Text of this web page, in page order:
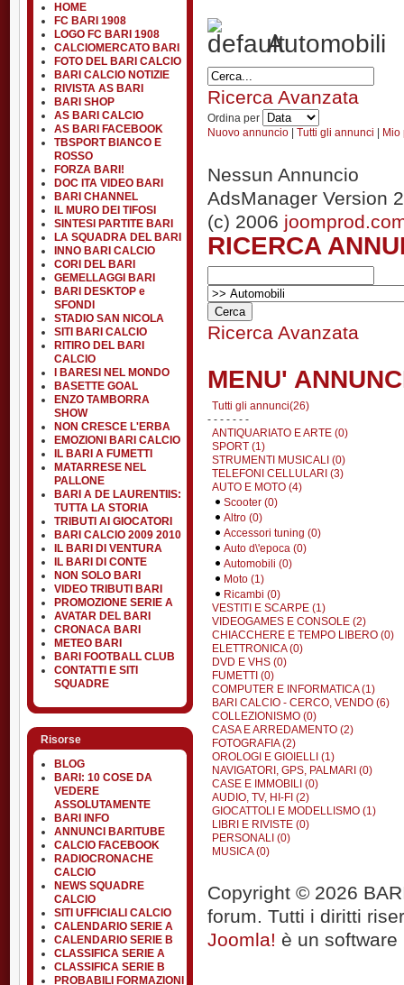
HOME
FC BARI 1908
LOGO FC BARI 1908
CALCIOMERCATO BARI
FOTO DEL BARI CALCIO
BARI CALCIO NOTIZIE
RIVISTA AS BARI
BARI SHOP
AS BARI CALCIO
AS BARI FACEBOOK
TBSPORT BIANCO E
ROSSO
FORZA BARI!
DOC ITA VIDEO BARI
BARI CHANNEL
IL MURO DEI TIFOSI
SINTESI PARTITE BARI
LA SQUADRA DEL BARI
INNO BARI CALCIO
CORI DEL BARI
GEMELLAGGI BARI
BARI DESKTOP e
SFONDI
STADIO SAN NICOLA
SITI BARI CALCIO
RITIRO DEL BARI
CALCIO
I BARESI NEL MONDO
BASETTE GOAL
ENZO TAMBORRA
SHOW
NON CRESCE L'ERBA
EMOZIONI BARI CALCIO
IL BARI A FUMETTI
MATARRESE NEL
PALLONE
BARI A DE LAURENTIIS:
TUTTA LA STORIA
TRIBUTI AI GIOCATORI
BARI CALCIO 2009 2010
IL BARI DI VENTURA
IL BARI DI CONTE
NON SOLO BARI
VIDEO TRIBUTI BARI
PROMOZIONE SERIE A
AVATAR DEL BARI
CRONACA BARI
METEO BARI
BARI FOOTBALL CLUB
CONTATTI E SITI
SQUADRE
Risorse
BLOG
BARI: 10 COSE DA
VEDERE
ASSOLUTAMENTE
BARI INFO
ANNUNCI BARITUBE
CALCIO FACEBOOK
RADIOCRONACHE
CALCIO
NEWS SQUADRE
CALCIO
SITI UFFICIALI CALCIO
CALENDARIO SERIE A
CALENDARIO SERIE B
CLASSIFICA SERIE A
CLASSIFICA SERIE B
PROBABILI FORMAZIONI
Automobili
Ricerca Avanzata
Ordina per
Nuovo annuncio | Tutti gli annunci | Mio
Nessun Annuncio
AdsManager Version
(c) 2006
RICERCA
Ricerca Avanzata
MENU'
Tutti gli annunci(26)
- - - - - - -
ANTIQUARIATO E ARTE (0)
SPORT (1)
STRUMENTI MUSICALI (0)
TELEFONI CELLULARI (3)
AUTO E MOTO (4)
Scooter (0)
Altro (0)
Accessori tuning (0)
Auto d\'epoca (0)
Automobili (0)
Moto (1)
Ricambi (0)
VESTITI E SCARPE (1)
VIDEOGAMES E CONSOLE (2)
CHIACCHERE E TEMPO LIBERO (0)
ELETTRONICA (0)
DVD E VHS (0)
FUMETTI (0)
COMPUTER E INFORMATICA (1)
BARI CALCIO - CERCO, VENDO (6)
COLLEZIONISMO (0)
CASA E ARREDAMENTO (2)
FOTOGRAFIA (2)
OROLOGI E GIOIELLI (1)
NAVIGATORI, GPS, PALMARI (0)
CASE E IMMOBILI (0)
AUDIO, TV, HI-FI (2)
GIOCATTOLI E MODELLISMO (1)
LIBRI E RIVISTE (0)
PERSONALI (0)
MUSICA (0)
Copyright © 2026
forum. Tutti i diritti
Joomla! è un